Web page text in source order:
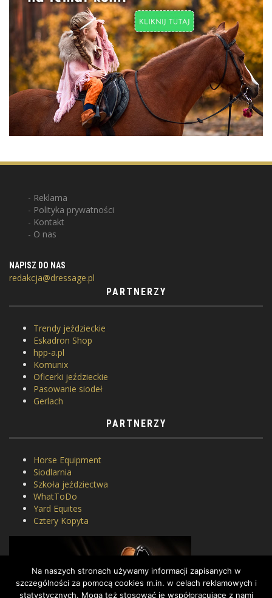
Reklama
Polityka prywatności
Kontakt
O nas
NAPISZ DO NAS
redakcja@dressage.pl
PARTNERZY
Trendy jeździeckie
Eskadron Shop
hpp-a.pl
Komunix
Oficerki jeździeckie
Pasowanie siodeł
Gerlach
PARTNERZY
Horse Equipment
Siodlarnia
Szkoła jeździectwa
WhatToDo
Yard Equites
Cztery Kopyta
Na naszych stronach używamy informacji zapisanych w
szczególności za pomocą cookies m.in. w celach reklamowych i
statystycznych. Mogą też stosować je współpracujące z nami